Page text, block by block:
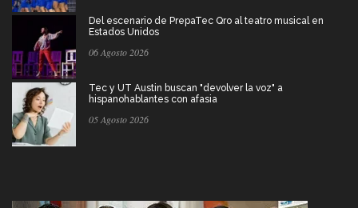
Del escenario de PrepaTec Qro al teatro musical en
Estados Unidos
06 Agosto 2026
Tec y UT Austin buscan "devolver la voz" a
hispanohablantes con afasia
05 Agosto 2026